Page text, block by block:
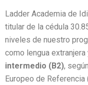
Ladder Academia de
titular de la cédula
niveles de nuestro
como lengua
intermedio (B2),
Europeo de